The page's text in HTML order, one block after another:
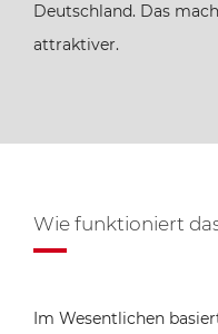
Deutschland. Das
attraktiver.
Wie funktioniert
Im Wesentlichen